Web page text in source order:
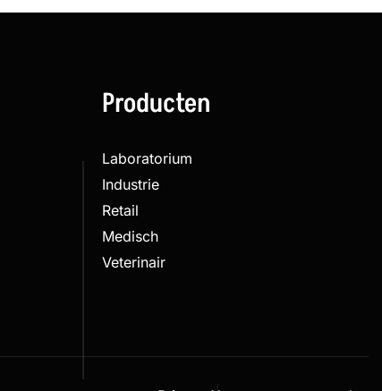
Producten
Laboratorium
Industrie
Retail
Medisch
Veterinair